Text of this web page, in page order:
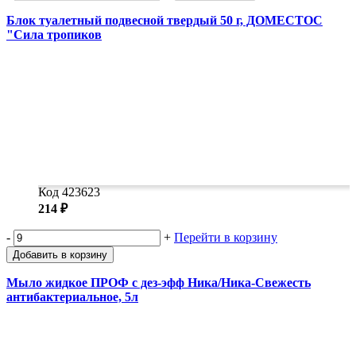
Блок туалетный подвесной твердый 50 г, ДОМЕСТОС
"Сила тропиков
Код 423623
214 ₽
- + Перейти в корзину
Добавить в корзину
Мыло жидкое ПРОФ с дез-эфф Ника/Ника-Свежесть
антибактериальное, 5л